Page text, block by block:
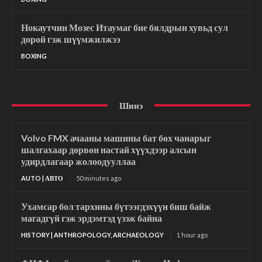
Нокаутчин Мозес Итаумаг бие бялдрын хувьд сул
дорой гэж шүүмжилжээ
BOXING
Шинэ
Volvo FMX ачааны машины бат бөх чанарыг
шалгахаар дөрвөн настай хүүхдээр алсын
удирдлагаар жолоодууллаа
AUTO | АВТО 50 minutes ago
Ухамсар бол тархины бүтээгдэхүүн биш байж
магадгүй гэж эрдэмтэд үзэж байна
HISTORY | ANTHROPOLOGY, ARCHAEOLOGY 1 hour ago